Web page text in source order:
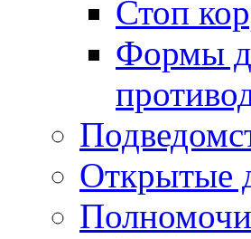
Стоп
Формы
Открытые